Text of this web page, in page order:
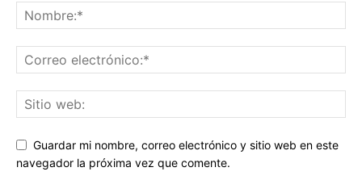
Guardar mi nombre, correo electrónico y sitio web en este
navegador la próxima vez que comente.